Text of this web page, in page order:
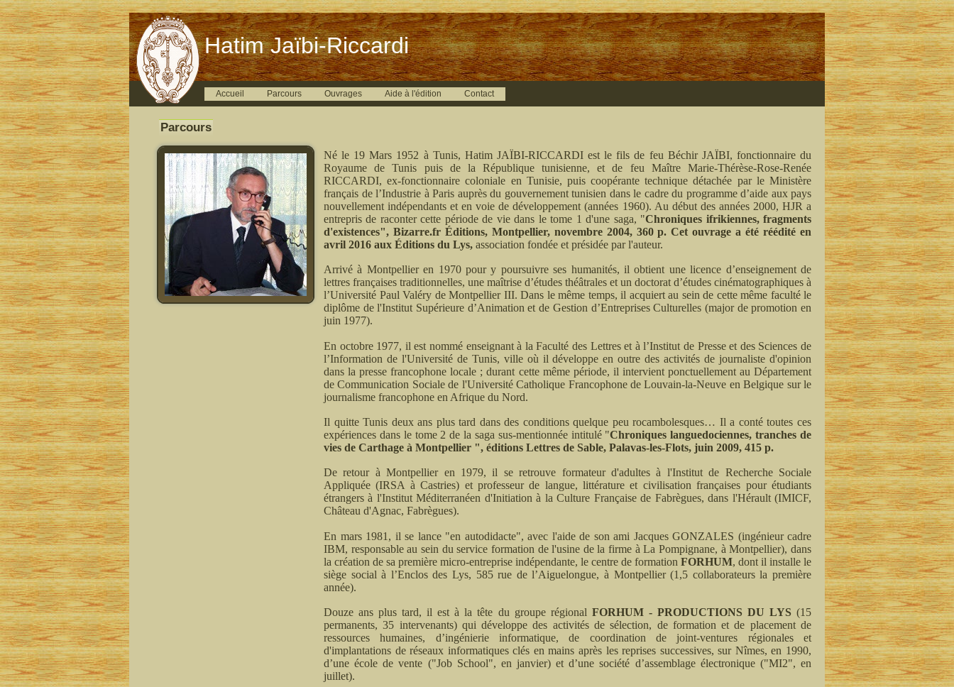
Hatim Jaïbi-Riccardi
Accueil Parcours Ouvrages Aide à l'édition Contact
Parcours
Né le 19 Mars 1952 à Tunis, Hatim JAÏBI-RICCARDI est le fils de feu Béchir JAÏBI, fonctionnaire du
Royaume de Tunis puis de la République tunisienne, et de feu Maître Marie-Thérèse-Rose-Renée
RICCARDI, ex-fonctionnaire coloniale en Tunisie, puis coopérante technique détachée par le Ministère
français de l’Industrie à Paris auprès du gouvernement tunisien dans le cadre du programme d’aide aux pays
nouvellement indépendants et en voie de développement (années 1960). Au début des années 2000, HJR a
entrepris de raconter cette période de vie dans le tome 1 d'une saga, "Chroniques ifrikiennes, fragments
d'existences", Bizarre.fr Éditions, Montpellier, novembre 2004, 360 p. Cet ouvrage a été réédité en
avril 2016 aux Éditions du Lys, association fondée et présidée par l'auteur.
Arrivé à Montpellier en 1970 pour y poursuivre ses humanités, il obtient une licence d’enseignement de
lettres françaises traditionnelles, une maîtrise d’études théâtrales et un doctorat d’études cinématographiques à
l’Université Paul Valéry de Montpellier III. Dans le même temps, il acquiert au sein de cette même faculté le
diplôme de l'Institut Supérieure d’Animation et de Gestion d’Entreprises Culturelles (major de promotion en
juin 1977).
En octobre 1977, il est nommé enseignant à la Faculté des Lettres et à l’Institut de Presse et des Sciences de
l’Information de l'Université de Tunis, ville où il développe en outre des activités de journaliste d'opinion
dans la presse francophone locale ; durant cette même période, il intervient ponctuellement au Département
de Communication Sociale de l'Université Catholique Francophone de Louvain-la-Neuve en Belgique sur le
journalisme francophone en Afrique du Nord.
Il quitte Tunis deux ans plus tard dans des conditions quelque peu rocambolesques… Il a conté toutes ces
expériences dans le tome 2 de la saga sus-mentionnée intitulé "Chroniques languedociennes, tranches de
vies de Carthage à Montpellier ", éditions Lettres de Sable, Palavas-les-Flots, juin 2009, 415 p.
De retour à Montpellier en 1979, il se retrouve formateur d'adultes à l'Institut de Recherche Sociale
Appliquée (IRSA à Castries) et professeur de langue, littérature et civilisation françaises pour étudiants
étrangers à l'Institut Méditerranéen d'Initiation à la Culture Française de Fabrègues, dans l'Hérault (IMICF,
Château d'Agnac, Fabrègues).
En mars 1981, il se lance "en autodidacte", avec l'aide de son ami Jacques GONZALES (ingénieur cadre
IBM, responsable au sein du service formation de l'usine de la firme à La Pompignane, à Montpellier), dans
la création de sa première micro-entreprise indépendante, le centre de formation FORHUM, dont il installe le
siège social à l’Enclos des Lys, 585 rue de l’Aiguelongue, à Montpellier (1,5 collaborateurs la première
année).
Douze ans plus tard, il est à la tête du groupe régional FORHUM - PRODUCTIONS DU LYS(15
permanents, 35 intervenants) qui développe des activités de sélection, de formation et de placement de
ressources humaines, d’ingénierie informatique, de coordination de joint-ventures régionales et
d'implantations de réseaux informatiques clés en mains après les reprises successives, sur Nîmes, en 1990,
d’une école de vente ("Job School", en janvier) et d’une société d’assemblage électronique ("MI2", en
juillet).